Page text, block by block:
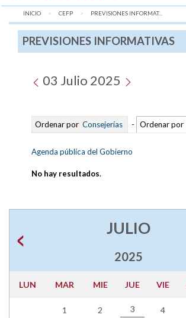
INICIO CEFP AQUÍ:
PREVISIONES INFORMAT...
PREVISIONES INFORMATIVAS
03 Julio 2025
Ordenar por Consejerías - Ordenar por
Agenda pública del Gobierno
No hay resultados.
JULIO
2025
LUN MAR MIE JUE VIE
1 2 3 4